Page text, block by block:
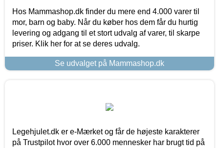
Hos Mammashop.dk finder du mere end 4.000 varer til
mor, barn og baby. Når du køber hos dem får du hurtig
levering og adgang til et stort udvalg af varer, til skarpe
priser. Klik her for at se deres udvalg.
Se udvalget på Mammashop.dk
Legehjulet.dk er e-Mærket og får de højeste karakterer
på Trustpilot hvor over 6.000 mennesker har brugt tid på